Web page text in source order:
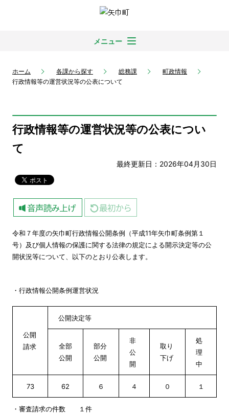
メニュー
ホーム 各課から探す 総務課
町政情報
行政情報等の運営状況等の公表について
行政情報等の運営状況等の公表につい
て
最終更新日：2026年04月30日
令和７年度の矢巾町行政情報公開条例（平成11年矢巾町条例第１
号）及び個人情報の保護に関する法律の規定による開示決定等の公
開状況等について、以下のとおり公表します。
・行政情報公開条例運営状況
公開
請求
公開決定等
全部
公開
部分
公開
非
公
開
取り
下げ
処
理
中
73 62 ６ ４ ０ １
・審査請求の件数 １件